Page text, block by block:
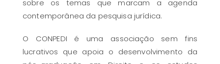
sobre os temas que marcam a agenda
contemporânea da pesquisa jurídica.
O CONPEDI é uma associação sem fins
lucrativos que apoia o desenvolvimento da